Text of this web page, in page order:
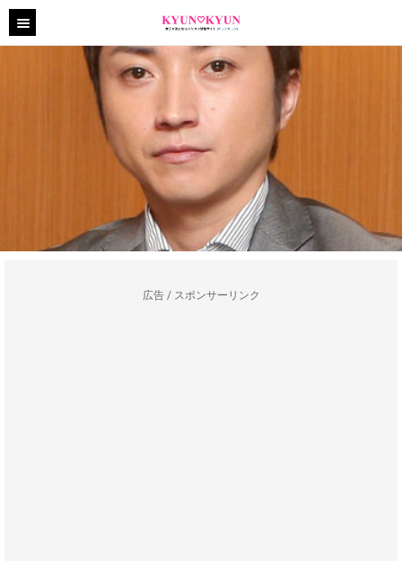
広告 / スポンサーリンク